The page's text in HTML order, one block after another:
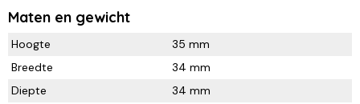
Maten en gewicht
Hoogte
35 mm
Breedte
34 mm
Diepte
34 mm